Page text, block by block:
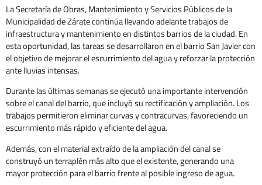
La Secretaría de Obras, Mantenimiento y Servicios Públicos de la
Municipalidad de Zárate continúa llevando adelante trabajos de
infraestructura y mantenimiento en distintos barrios de la ciudad. En
esta oportunidad, las tareas se desarrollaron en el barrio San Javier con
el objetivo de mejorar el escurrimiento del agua y reforzar la protección
ante lluvias intensas.
Durante las últimas semanas se ejecutó una importante intervención
sobre el canal del barrio, que incluyó su rectificación y ampliación. Los
trabajos permitieron eliminar curvas y contracurvas, favoreciendo un
escurrimiento más rápido y eficiente del agua.
Además, con el material extraído de la ampliación del canal se
construyó un terraplén más alto que el existente, generando una
mayor protección para el barrio frente al posible ingreso de agua.